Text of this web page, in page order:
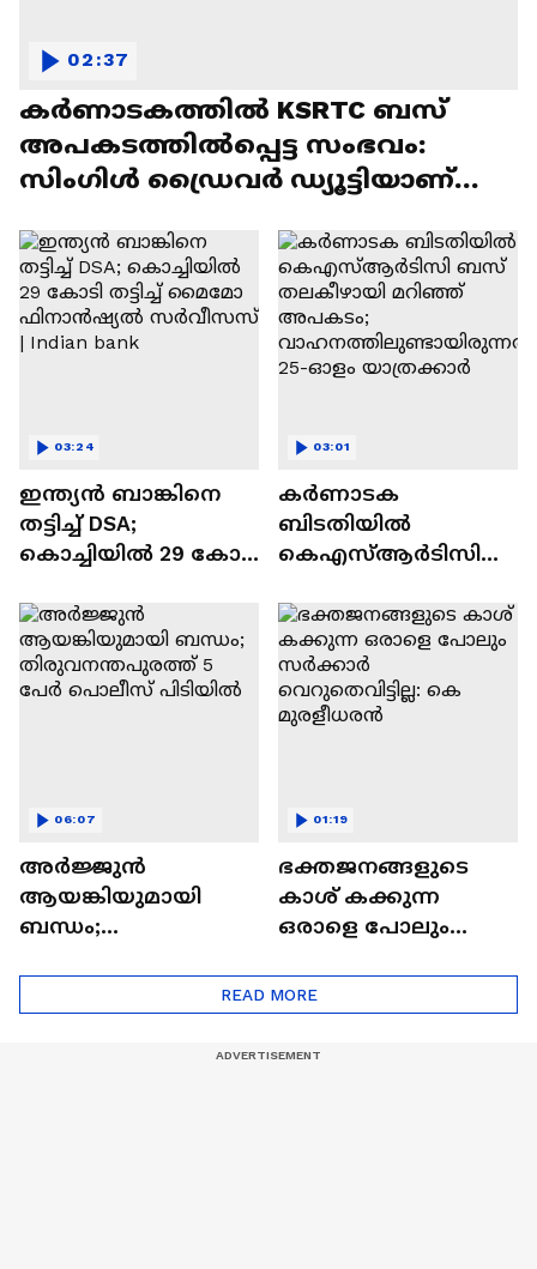
കർണാടകത്തിൽ KSRTC ബസ്
അപകടത്തിൽപ്പെട്ട സംഭവം:
സിംഗിൾ ഡ്രൈവർ ഡ്യൂട്ടിയാണ്
02:37
ഇന്ത്യൻ ബാങ്കിനെ
തട്ടിച്ച് DSA;
കൊച്ചിയിൽ 29 കോടി
ഫിനാൻഷ്യൽ
സർവീസസ് | Indian
bank
03:24
കർണാടക
ബിടതിയിൽ
കെഎസ്ആർടിസി
മറിഞ്ഞ് അപകടം;
വാഹനത്തിലുണ്ടായി
രുന്നത് 25-ഓളം
യാത്രക്കാർ
03:01
അർജ്ജുൻ
ആയങ്കിയുമായി
ബന്ധം;
പിടിയിൽ
06:07
ഭക്തജനങ്ങളുടെ
കാശ് കക്കുന്ന
ഒരാളെ പോലും
വെറുതെവിട്ടില്ല: കെ
മുരളീധരൻ
01:19
READ MORE